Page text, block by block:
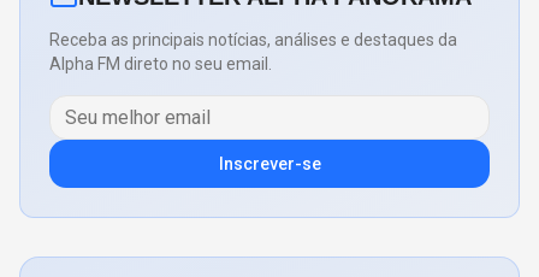
Receba as principais notícias, análises e destaques da
Alpha FM direto no seu email.
Inscrever-se